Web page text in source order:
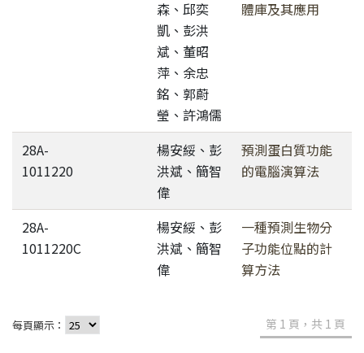
森、邱奕
凱、彭洪
斌、董昭
萍、余忠
銘、郭蔚
瑩、許鴻儒
體庫及其應用
28A-
1011220
楊安綏、彭
洪斌、簡智
偉
預測蛋白質功能
的電腦演算法
28A-
1011220C
楊安綏、彭
洪斌、簡智
偉
一種預測生物分
子功能位點的計
算方法
每頁顯示： 第 1 頁，共 1 頁